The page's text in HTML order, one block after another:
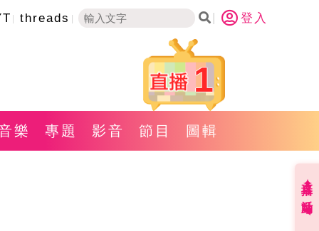
threads 登入
1
樂 專題 影音 節目 圖輯
直播✦活動